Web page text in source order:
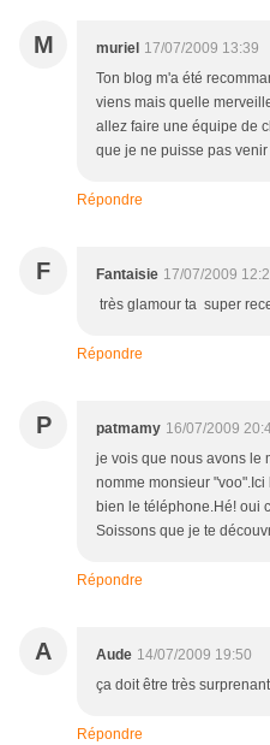
M muriel 17/07/2009 13:39
Ton blog m'a été
viens mais quelle
allez faire une équipe de
que je ne puisse pas
Répondre
F Fantaisie 17/07/2009
très glamour ta super
Répondre
P patmamy 16/07/2009
je vois que nous avons le
nomme monsieur
bien le téléphone.Hé! oui
Soissons que je te
Répondre
A Aude 14/07/2009 19:50
ça doit être très
Répondre